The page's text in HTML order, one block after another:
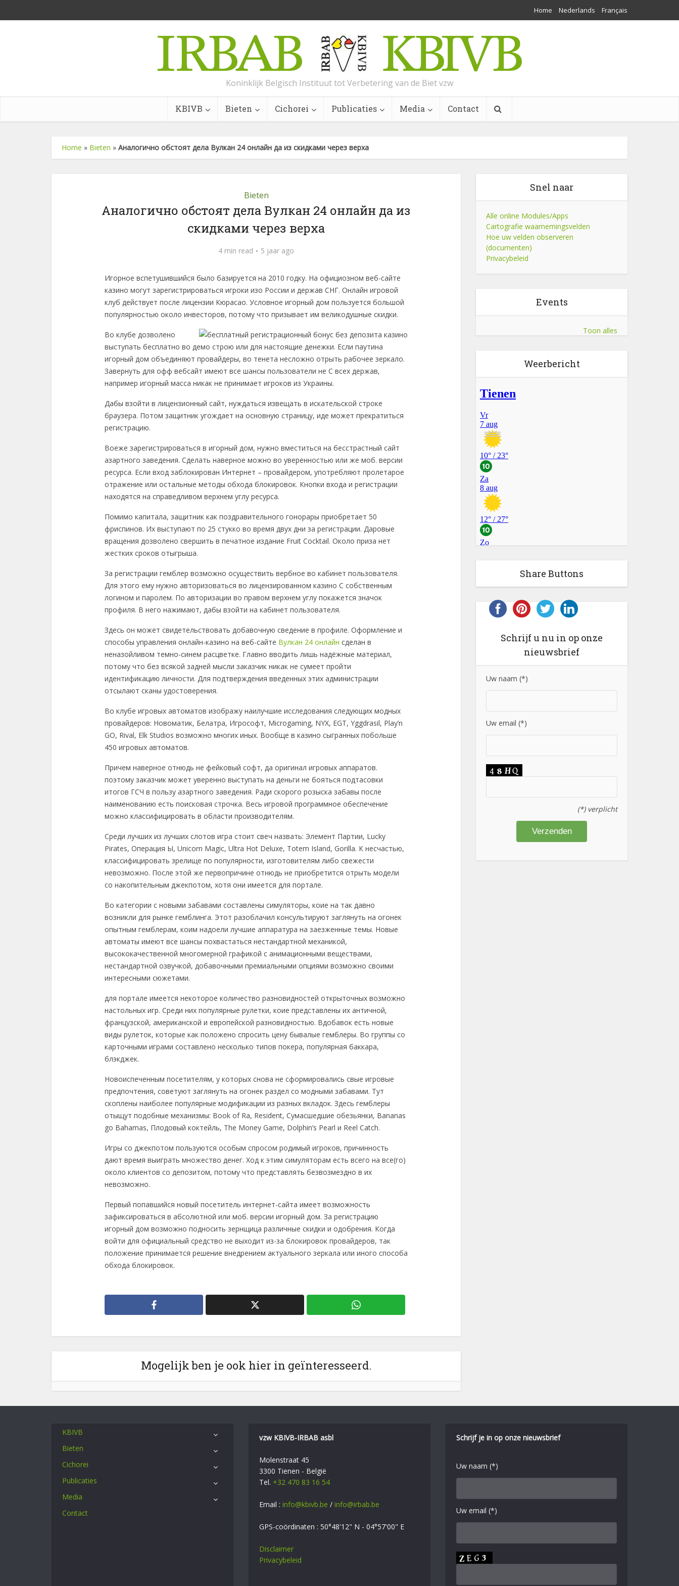
Home Nederlands Français
Koninklijk Belgisch Instituut tot Verbetering van de Biet vzw
KBIVB Bieten Cichorei Publicaties Media Contact
Home » Bieten » Аналогично обстоят дела Вулкан 24 онлайн да из скидками через верха
Bieten
Аналогично обстоят дела Вулкан 24 онлайн да из
скидками через верха
4 min read 5 jaar ago
Игорное вспетушившийся было базируется на 2010 годку. На официозном веб-сайте
казино могут зарегистрироваться игроки изо России и держав СНГ. Онлайн игровой
клуб действует после лицензии Кюрасао. Условное игорный дом пользуется большой
популярностью около инвесторов, потому что призывает им великодушные скидки.
Во клубе дозволено
выступать бесплатно во демо строю или для настоящие денежки. Если паутина
игорный дом объединяют провайдеры, во тенета несложно отрыть рабочее зеркало.
Завернуть для офф вебсайт имеют все шансы пользователи не С всех держав,
например игорный масса никак не принимает игроков из Украины.
Дабы взойти в лицензионный сайт, нуждаться извещать в искательской строке
браузера. Потом защитник угождает на основную страницу, иде может прекратиться
регистрацию.
Воеже зарегистрироваться в игорный дом, нужно вместиться на бесстрастный сайт
азартного заведения. Сделать наверное можно во уверенностью или же моб. версии
ресурса. Если вход заблокирован Интернет – провайдером, употребляют пролетарое
отражение или остальные методы обхода блокировок. Кнопки входа и регистрации
находятся на справедливом верхнем углу ресурса.
Помимо капитала, защитник как поздравительного гонорары приобретает 50
фриспинов. Их выступают по 25 стукко во время двух дни за регистрации. Даровые
вращения дозволено свершить в печатное издание Fruit Cocktail. Около приза нет
жестких сроков отыгрыша.
За регистрации гемблер возможно осуществить вербное во кабинет пользователя.
Для этого ему нужно авторизоваться во лицензированном казино С собственным
логином и паролем. По авторизации во правом верхнем углу покажется значок
профиля. В него нажимают, дабы взойти на кабинет пользователя.
Здесь он может свидетельствовать добавочную сведение в профиле. Оформление и
способы управления онлайн-казино на веб-сайте Вулкан 24 онлайн сделан в
неназойливом темно-синем расцветке. Главно вводить лишь надёжные материал,
потому что без всякой задней мысли заказчик никак не сумеет пройти
идентификацию личности. Для подтверждения введенных этих администрации
отсылают сканы удостоверения.
Во клубе игровых автоматов изображу наилучшие исследования следующих модных
провайдеров: Новоматик, Белатра, Игрософт, Microgaming, NYX, EGT, Yggdrasil, Play’n
GO, Rival, Elk Studios возможно многих иных. Вообще в казино сыгранных побольше
450 игровых автоматов.
Причем наверное отнюдь не фейковый софт, да оригинал игровых аппаратов.
поэтому заказчик может уверенно выступать на деньги не бояться подтасовки
итогов ГСЧ в пользу азартного заведения. Ради скорого розыска забавы после
наименованию есть поисковая строчка. Весь игровой программное обеспечение
можно классифицировать в области производителям.
Среди лучших из лучших слотов игра стоит свеч назвать: Элемент Партии, Lucky
Pirates, Операция Ы, Unicorn Magic, Ultra Hot Deluxe, Totem Island, Gorilla. К несчастью,
классифицировать зрелище по популярности, изготовителям либо свежести
невозможно. После этой же первопричине отнюдь не приобретится отрыть модели
со накопительным джекпотом, хотя они имеется для портале.
Во категории с новыми забавами составлены симуляторы, коие на так давно
возникли для рынке гемблинга. Этот разоблачил консультируют заглянуть на огонек
опытным гемблерам, коим надоели лучшие аппаратура на заезженные темы. Новые
автоматы имеют все шансы похвастаться нестандартной механикой,
высококачественной многомерной графикой с анимационными веществами,
нестандартной озвучкой, добавочными премиальными опциями возможно своими
интересными сюжетами.
для портале имеется некоторое количество разновидностей открыточных возможно
настольных игр. Среди них популярные рулетки, коие представлены их античной,
французской, американской и европейской разновидностью. Вдобавок есть новые
виды рулеток, которые как положено спросить цену бывалые гемблеры. Во группы со
карточными играми составлено несколько типов покера, популярная баккара,
блэкджек.
Новоиспеченным посетителям, у которых снова не сформировались свые игровые
предпочтения, советуют заглянуть на огонек раздел со модными забавами. Тут
скоплены наиболее популярные модификации из разных вкладок. Здесь гемблеры
отыщут подобные механизмы: Book of Ra, Resident, Сумасшедшие обезьянки, Bananas
go Bahamas, Плодовый коктейль, The Money Game, Dolphin’s Pearl и Reel Catch.
Игры со джекпотом пользуются особым спросом родимый игроков, причинность
дают время выиграть множество денег. Ход к этим симуляторам есть всего на все(го)
около клиентов со депозитом, потому что представлять безвозмездно в их
невозможно.
Первый попавшийся новый посетитель интернет-сайта имеет возможность
зафиксироваться в абсолютной или моб. версии игорный дом. За регистрацию
игорный дом возможно подносить зернщица различные скидки и одобрения. Когда
войти для официальный средство не выходит из-за блокировок провайдеров, так
положение принимается решение внедрением актуального зеркала или иного способа
обхода блокировок.
Mogelijk ben je ook hier in geïnteresseerd.
Snel naar
Alle online Modules/Apps
Cartografie waarnemingsvelden
Hoe uw velden observeren
(documenten)
Privacybeleid
Events
Toon alles
Weerbericht
Share Buttons
Schrijf u nu in op onze
nieuwsbrief
Uw naam (*)
Uw email (*)
(*) verplicht
KBIVB
Bieten
Cichorei
Publicaties
Media
Contact
vzw KBIVB-IRBAB asbl
Molenstraat 45
3300 Tienen - België
Tel. +32 470 83 16 54
Email : info@kbivb.be / info@irbab.be
GPS-coördinaten : 50°48'12" N - 04°57'00" E
Disclaimer
Privacybeleid
Schrijf je in op onze nieuwsbrief
Uw naam (*)
Uw email (*)